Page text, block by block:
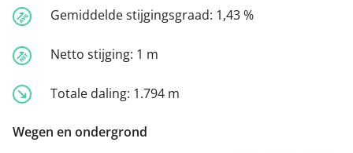
Gemiddelde stijgingsgraad: 1,43 %
Netto stijging: 1 m
Totale daling: 1.794 m
Wegen en ondergrond